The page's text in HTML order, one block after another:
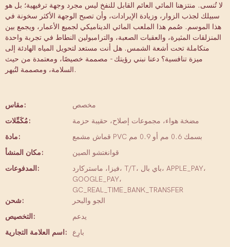
لا تُنسى. منتزهنا المائي العائم القابل للنفخ ليس مجرد وجهة ترفيهية؛ بل هو
سبيلك لجذب الزوار، وزيادة الإيرادات، وأن تصبح الوجهة الأكثر سخونة في
هذا الموسم. صُمم هذا الملعب المائي الديناميكي لجميع الأعمار، ويجمع بين
المنزلقات المثيرة، والعقبات الصعبة، والترامبولين النطاط في تجربة واحدة
متكاملة تحت أشعة الشمس. هل أنت مستعد لتحويل المياه الهادئة إلى
ميزة تنافسية؟ دعنا نبني رؤيتك - مصممة خصيصًا، ومعتمدة من حيث
السلامة، ومصممة لتُبهر.
مقاس:
مخصص
مُكَمِّلات:
مضخة هواء، مجموعات إصلاح، حقيبة حزمة
مادة:
قماش مشمع PVC بسمك 0.6 مم أو 0.9 مم
مكان المنشأ:
قوانغتشو الصين
المدفوعات:
فيزا، ماستركارد، T/T، باي بال، APPLE_PAY،
GOOGLE_PAY،
GC_REAL_TIME_BANK_TRANSFER
شحن:
الجو والبحر
التخصيص:
يدعم
اسم العلامة التجارية:
بارِع